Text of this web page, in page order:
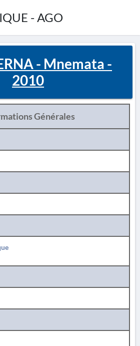
- AGO
- Mnemata -
2010
Générales